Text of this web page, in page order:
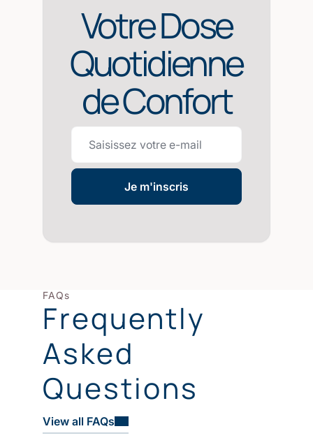
Votre Dose
Quotidienne
de Confort
Je m'inscris
FAQs
Frequently
Asked
Questions
View all FAQs